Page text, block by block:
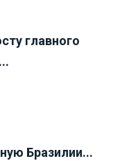
главного
Бразилии...